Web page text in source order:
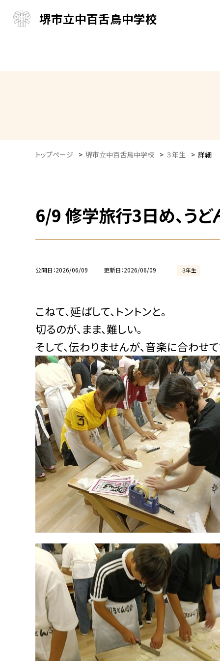
堺市立中百舌鳥中学校
トップページ > 堺市立中百舌鳥中学校 > ３年生 > 詳細
6/9 修学旅行3日め、う
公開日 2026/06/09 更新日 2026/06/09 ３年生
こねて、延ばして、トントンと。
切るのが、まま、難しい。
そして、伝わりませんが、音楽に合わせ